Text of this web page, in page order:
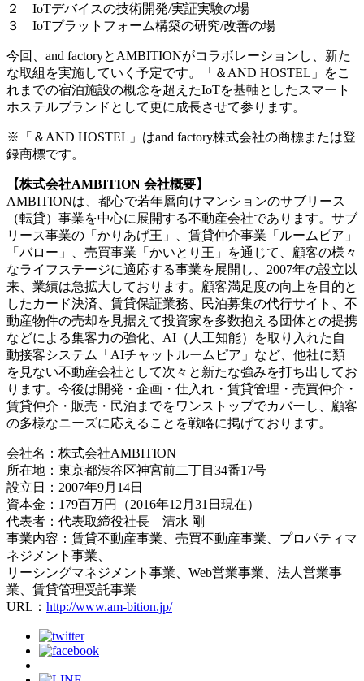
２ IoTデバイスの技術開発/実証実験の場
３ IoTプラットフォーム構築の研究/改善の場
今回、and factoryとAMBITIONがコラボレーションし、新た
な取組を実施していく予定です。「＆AND HOSTEL」をこ
れまでの宿泊施設の概念を超えたIoTを基軸としたスマート
ホステルブランドとして更に成長させて参ります。
※「＆AND HOSTEL」はand factory株式会社の商標または登
録商標です。
【株式会社AMBITION 会社概要】
AMBITIONは、都心で若年層向けマンションのサブリース
（転貸）事業を中心に展開する不動産会社であります。サブ
リース事業の「かりあげ王」、賃貸仲介事業「ルームピア」
「バロー」、売買事業「かいとり王」を通じて、顧客の様々
なライフステージに適応する事業を展開し、2007年の設立以
来、業績は急拡大しております。顧客満足度の向上を目的と
したカード決済、賃貸保証業務、民泊募集の代行サイト、不
動産物件の売却を見据えて投資家を多数抱える団体との提携
などによる集客力の強化、AI（人工知能）を取り入れた自
動接客システム「AIチャットルームピア」など、他社に類
を見ない不動産会社として次々と新たな強みを打ち出してお
ります。今後は開発・企画・仕入れ・賃貸管理・売買仲介・
賃貸仲介・販売・民泊までをワンストップでカバーし、顧客
の多様なニーズに応えることを戦略に掲げております。
会社名：株式会社AMBITION
所在地：東京都渋谷区神宮前二丁目34番17号
設立日：2007年9月14日
資本金：179百万円（2016年12月31日現在）
代表者：代表取締役社長 清水 剛
事業内容：賃貸不動産事業、売買不動産事業、プロパティマ
ネジメント事業、
リーシングマネジメント事業、Web営業事業、法人営業事
業、賃貸管理受託事業
URL： http://www.am-bition.jp/